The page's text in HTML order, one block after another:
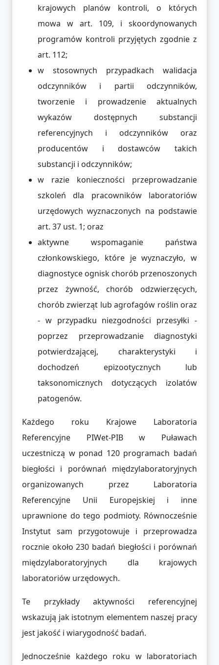
krajowych planów kontroli, o których
mowa w art. 109, i skoordynowanych
programów kontroli przyjętych zgodnie z
art. 112;
w stosownych przypadkach walidacja
odczynników i partii odczynników,
tworzenie i prowadzenie aktualnych
wykazów dostępnych substancji
referencyjnych i odczynników oraz
producentów i dostawców takich
substancji i odczynników;
w razie konieczności przeprowadzanie
szkoleń dla pracowników laboratoriów
urzędowych wyznaczonych na podstawie
art. 37 ust. 1; oraz
aktywne wspomaganie państwa
członkowskiego, które je wyznaczyło, w
diagnostyce ognisk chorób przenoszonych
przez żywność, chorób odzwierzęcych,
chorób zwierząt lub agrofagów roślin oraz
- w przypadku niezgodności przesyłki -
poprzez przeprowadzanie diagnostyki
potwierdzającej, charakterystyki i
dochodzeń epizootycznych lub
taksonomicznych dotyczących izolatów
patogenów.
Każdego roku Krajowe Laboratoria
Referencyjne PIWet-PIB w Puławach
uczestniczą w ponad 120 programach badań
biegłości i porównań międzylaboratoryjnych
organizowanych przez Laboratoria
Referencyjne Unii Europejskiej i inne
uprawnione do tego podmioty. Równocześnie
Instytut sam przygotowuje i przeprowadza
rocznie około 230 badań biegłości i porównań
międzylaboratoryjnych dla krajowych
laboratoriów urzędowych.
Te przykłady aktywności referencyjnej
wskazują jak istotnym elementem naszej pracy
jest jakość i wiarygodność badań.
Jednocześnie każdego roku w laboratoriach